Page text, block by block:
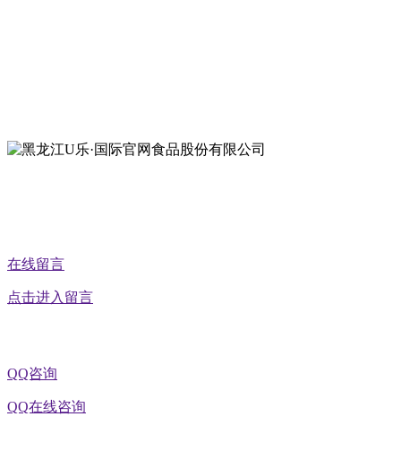
在线留言
点击进入留言
QQ咨询
QQ在线咨询